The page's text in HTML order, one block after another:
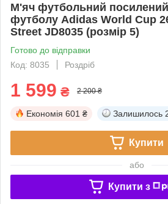
М'яч футбольний
футболу Adidas World Cup
Street JD8035 (розмір 5)
Готово до відправки
Код: 8035
Роздріб
1 599 ₴ 2 200 ₴
Економія 601 ₴ Залишилось
Купити
або
Купити з